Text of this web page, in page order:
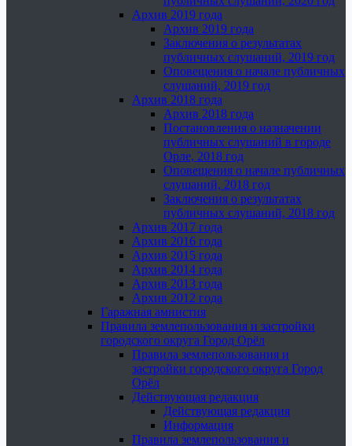
Архив 2019 года
Архив 2019 года
Заключения о результатах
публичных слушаний, 2019 год
Оповещения о начале публичных
слушаний, 2019 год
Архив 2018 года
Архив 2018 года
Постановления о назначении
публичных слушаний в городе
Орле, 2018 год
Оповещения о начале публичных
слушаний, 2018 год
Заключения о результатах
публичных слушаний, 2018 год
Архив 2017 года
Архив 2016 года
Архив 2015 года
Архив 2014 года
Архив 2013 года
Архив 2012 года
Гаражная амнистия
Правила землепользования и застройки
городского округа Город Орёл
Правила землепользования и
застройки городского округа Город
Орёл
Действующая редакция
Действующая редакция
Информация
Правила землепользования и